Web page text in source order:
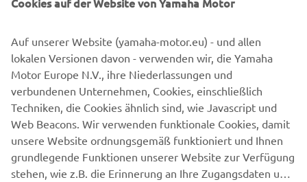
Warnmeldungen werden in klarer, leicht verständlicher
aktualisiert, so dass Du immer weißt, was unter der Haube
vor sich geht.
FINDE DEN NÄCHSTGELEGENEN PARTNER
Auf unserer Website (yamaha-motor.eu) - und allen
lokalen Versionen davon - verwenden wir, die Yamaha
Motor Europe N.V., ihre Niederlassungen und
verbundenen Unternehmen, Cookies, einschließlich
Techniken, die Cookies ähnlich sind, wie Javascript und
Web Beacons. Wir verwenden funktionale Cookies, damit
unsere Website ordnungsgemäß funktioniert und Ihnen
grundlegende Funktionen unserer Website zur Verfügung
stehen, wie z.B. die Erinnerung an Ihre Zugangsdaten und